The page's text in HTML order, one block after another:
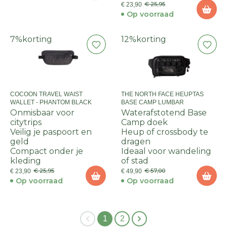
€ 23,90 € 25,95
Op voorraad
7% korting
COCOON TRAVEL WAIST
WALLET - PHANTOM BLACK
Onmisbaar voor
citytrips
Veilig je paspoort en
geld
Compact onder je
kleding
€ 23,90 € 25,95
Op voorraad
12% korting
THE NORTH FACE HEUPTAS
BASE CAMP LUMBAR
Waterafstotend Base
Camp doek
Heup of crossbody te
dragen
Ideaal voor wandeling
of stad
€ 49,90 € 57,00
Op voorraad
1 2